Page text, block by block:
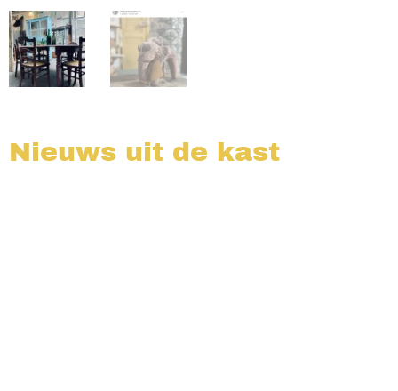
Nieuws uit de kast